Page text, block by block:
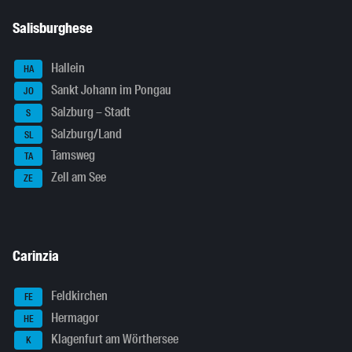
Salisburghese
HA Hallein
JO Sankt Johann im Pongau
S Salzburg – Stadt
SL Salzburg/Land
TA Tamsweg
ZE Zell am See
Carinzia
FE Feldkirchen
HE Hermagor
K Klagenfurt am Wörthersee